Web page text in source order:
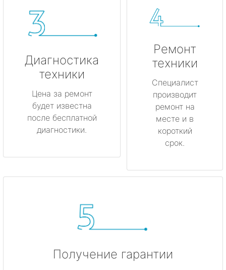
Кудрово
Лодейное Поле
Луга
Любань
Мурино
Никольское
Новая Ладога
Диагностика
техники
Цена за ремонт
будет известна
после бесплатной
диагностики.
Ремонт
техники
Специалист
производит
ремонт на
месте и в
короткий
срок.
Получение гарантии